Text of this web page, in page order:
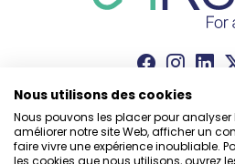
Solution powered
Nous utilisons des cookies
Nous pouvons les placer pour
améliorer notre site Web, afficher un
faire vivre une expérience inoubliable.
les cookies que nous utilisons, ouvrez